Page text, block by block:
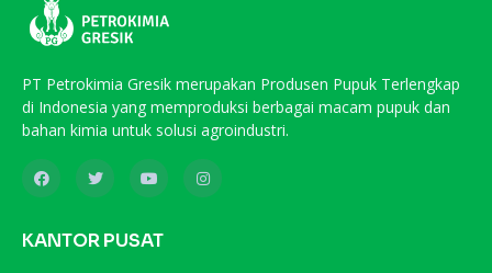
PT Petrokimia Gresik merupakan Produsen Pupuk Terlengkap
di Indonesia yang memproduksi berbagai macam pupuk dan
bahan kimia untuk solusi agroindustri.
KANTOR PUSAT